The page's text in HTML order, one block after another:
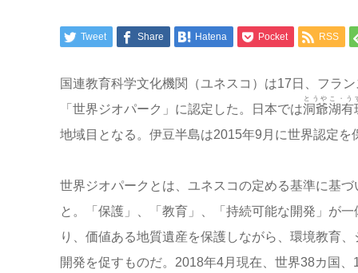
Tweet Share Hatena Pocket RSS
国連教育科学文化機関（ユネスコ）は17日、フラ
「世界ジオパーク」に認定した。日本では洞爺湖有
とうやこ・う
地域目となる。伊豆半島は2015年9月に世界認定
世界ジオパークとは、ユネスコの定める基準に基
と。「保護」、「教育」、「持続可能な開発」が
り、価値ある地質遺産を保護しながら、環境教育
開発を促すものだ。2018年4月現在、世界38カ国